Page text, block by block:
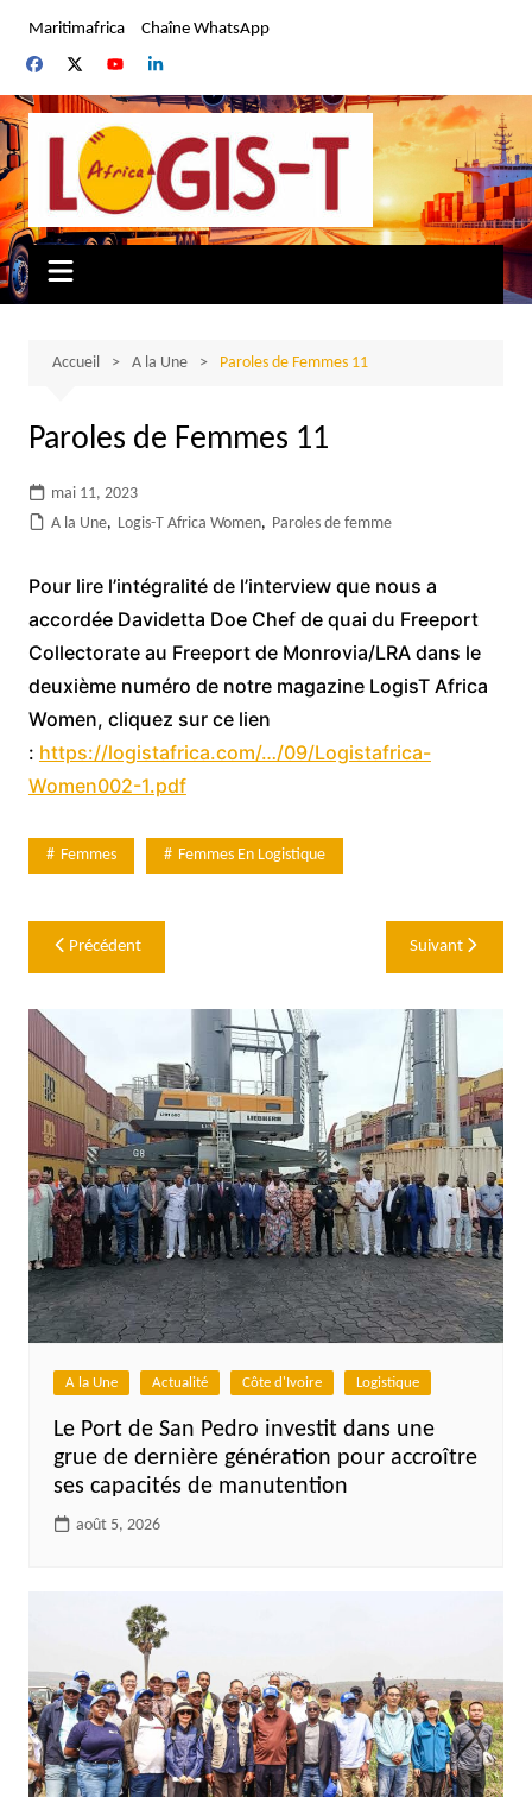
contenu
Maritimafrica Chaîne WhatsApp
Accueil A la Une Paroles de Femmes 11
Paroles de Femmes 11
mai 11, 2023
A la Une, Logis-T Africa Women, Paroles de femme
Pour lire l’intégralité de l’interview que nous a
accordée Davidetta Doe Chef de quai du Freeport
Collectorate au Freeport de Monrovia/LRA dans le
deuxième numéro de notre magazine LogisT Africa
Women, cliquez sur ce lien
: https://logistafrica.com/…/09/Logistafrica-
Women002-1.pdf
Femmes Femmes En Logistique
Navigation
de
l’article
Précédent Suivant
A la Une Actualité Côte d'Ivoire Logistique
Le Port de San Pedro investit dans une
grue de dernière génération pour accroître
ses capacités de manutention
août 5, 2026